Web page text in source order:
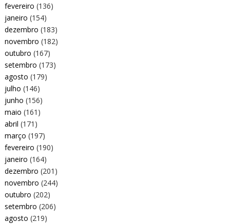
fevereiro (136)
janeiro (154)
dezembro (183)
novembro (182)
outubro (167)
setembro (173)
agosto (179)
julho (146)
junho (156)
maio (161)
abril (171)
março (197)
fevereiro (190)
janeiro (164)
dezembro (201)
novembro (244)
outubro (202)
setembro (206)
agosto (219)